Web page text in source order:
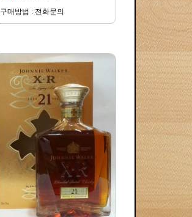
구매방법 : 전화문의